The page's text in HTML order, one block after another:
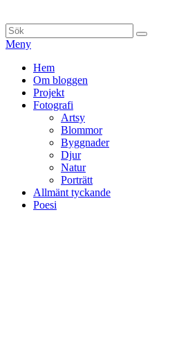
till
innehåll
Sök
efter:
Sök
Meny
Primär
meny
Hem
Om bloggen
Projekt
Fotografi
Artsy
Blommor
Byggnader
Djur
Natur
Porträtt
Allmänt tyckande
Poesi